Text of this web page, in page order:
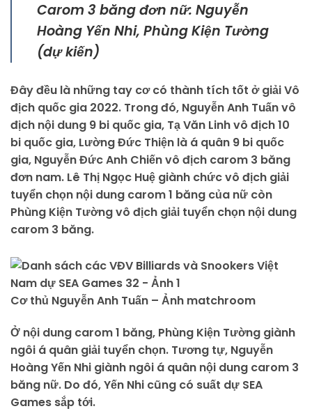
Carom 3 băng đơn nữ: Nguyễn
Hoàng Yến Nhi, Phùng Kiện Tường
(dự kiến)
Đây đều là những tay cơ có thành tích tốt ở giải Vô
địch quốc gia 2022. Trong đó, Nguyễn Anh Tuấn vô
địch nội dung 9 bi quốc gia, Tạ Văn Linh vô địch 10
bi quốc gia, Lường Đức Thiện là á quân 9 bi quốc
gia, Nguyễn Đức Anh Chiến vô địch carom 3 băng
đơn nam. Lê Thị Ngọc Huệ giành chức vô địch giải
tuyển chọn nội dung carom 1 băng của nữ còn
Phùng Kiện Tường vô địch giải tuyển chọn nội dung
carom 3 băng.
Cơ thủ Nguyễn Anh Tuấn – Ảnh matchroom
Ở nội dung carom 1 băng, Phùng Kiện Tường giành
ngôi á quân giải tuyển chọn. Tương tự, Nguyễn
Hoàng Yến Nhi giành ngôi á quân nội dung carom 3
băng nữ. Do đó, Yến Nhi cũng có suất dự SEA
Games sắp tới.